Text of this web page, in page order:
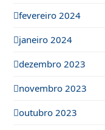
fevereiro 2024
janeiro 2024
dezembro 2023
novembro 2023
outubro 2023